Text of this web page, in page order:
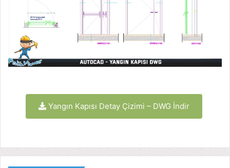
Yangın Kapısı Detay Çizimi – DWG İndir